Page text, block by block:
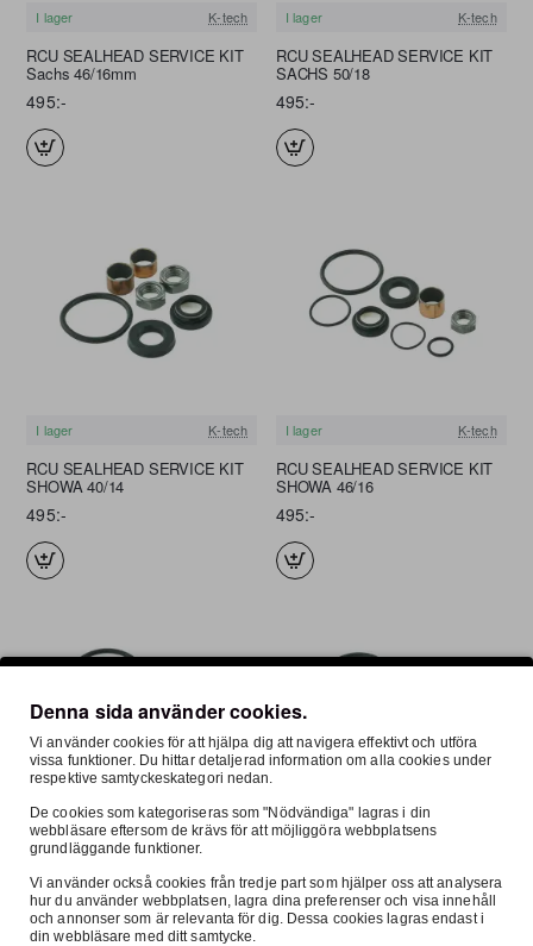
I lager K-tech
RCU SEALHEAD SERVICE KIT
Sachs 46/16mm
495:-
I lager K-tech
RCU SEALHEAD SERVICE KIT
SACHS 50/18
495:-
I lager K-tech
RCU SEALHEAD SERVICE KIT
SHOWA 40/14
495:-
I lager K-tech
RCU SEALHEAD SERVICE KIT
SHOWA 46/16
495:-
I lager
RCU SEALHEAD SERVICE KIT
SHOWA 50/16
495:-
I lager
RCU SEALHEAD SERVICE KIT
SHOWA 50/18
495:-
Denna sida använder cookies.
Vi använder cookies för att hjälpa dig att navigera effektivt och utföra
vissa funktioner. Du hittar detaljerad information om alla cookies under
respektive samtyckeskategori nedan.
De cookies som kategoriseras som "Nödvändiga" lagras i din
webbläsare eftersom de krävs för att möjliggöra webbplatsens
grundläggande funktioner.
Vi använder också cookies från tredje part som hjälper oss att analysera
hur du använder webbplatsen, lagra dina preferenser och visa innehåll
och annonser som är relevanta för dig. Dessa cookies lagras endast i
din webbläsare med ditt samtycke.